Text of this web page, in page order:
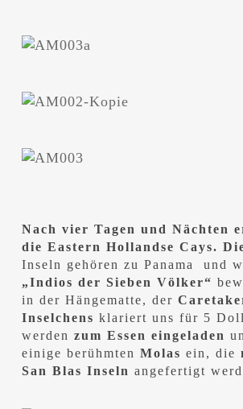
Nach vier Tagen und Nächten
die Eastern Hollandse Cays.
Inseln gehören zu Panama und
„Indios der Sieben Völker“
in der Hängematte, der
Inselchens klariert uns für 5
werden zum Essen eingeladen
einige berühmten Molas ein, die
San Blas Inseln angefertigt